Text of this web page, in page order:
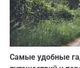
Самые удобные